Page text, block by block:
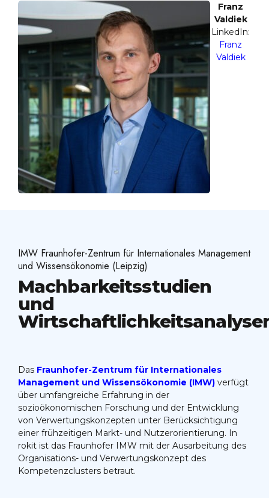
Franz
Valdiek
LinkedIn:
Franz
Valdiek
IMW Fraunhofer-Zentrum für Internationales Management
und Wissensökonomie (Leipzig)
Machbarkeitsstudien
und
Das Fraunhofer-Zentrum für Internationales
Management und Wissensökonomie (IMW) verfügt
über umfangreiche Erfahrung in der
sozioökonomischen Forschung und der Entwicklung
von Verwertungskonzepten unter Berücksichtigung
einer frühzeitigen Markt- und Nutzerorientierung. In
rokit ist das Fraunhofer IMW mit der Ausarbeitung des
Organisations- und Verwertungskonzept des
Kompetenzclusters betraut.